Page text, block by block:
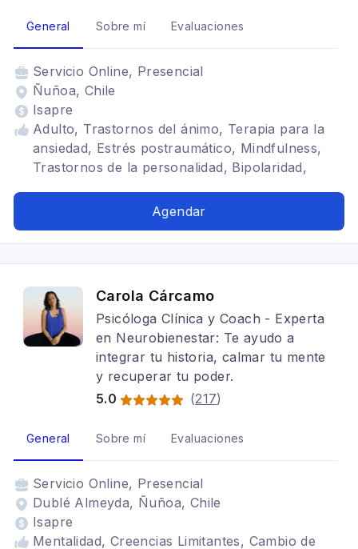
terapiaonline, autoconocimiento, psicologa
providencia, Herida rechazo, herida abandono
General Sobre mí Evaluaciones
Servicio Online, Presencial
Ñuñoa, Chile
Isapre
Adulto, Trastornos del ánimo, Terapia para la
ansiedad, Estrés postraumático, Mindfulness,
Trastornos de la personalidad, Bipolaridad,
Agendar
Carola Cárcamo
Psicóloga Clínica y Coach - Experta
en Neurobienestar: Te ayudo a
integrar tu historia, calmar tu mente
y recuperar tu poder.
5.0
(217)
General Sobre mí Evaluaciones
Servicio Online, Presencial
Dublé Almeyda, Ñuñoa, Chile
Isapre
Mentalidad, Creencias Limitantes, Cambio de